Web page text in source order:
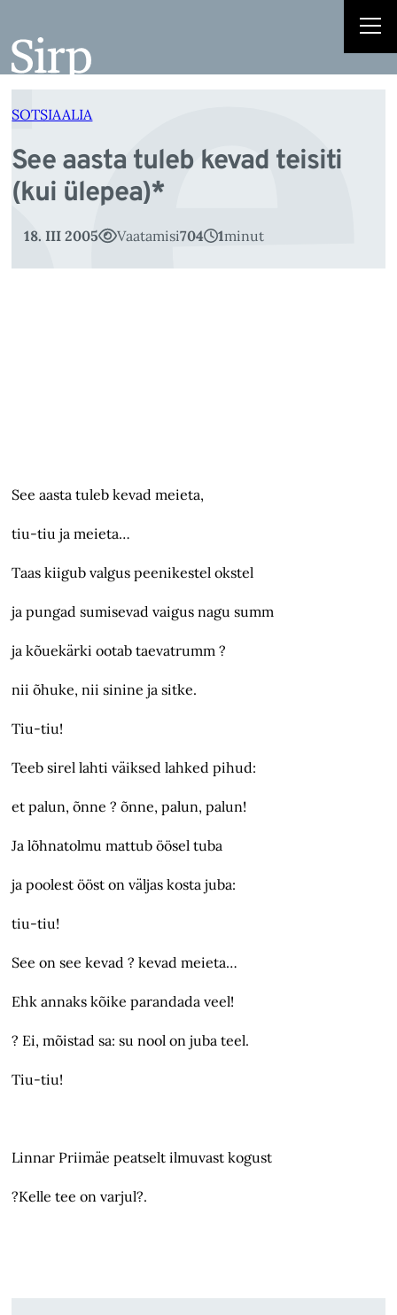
juurde
SOTSIAALIA
See aasta tuleb kevad teisiti
(kui ülepea)*
18. III 2005 Vaatamisi704 1minut
See aasta tuleb kevad meieta,
tiu-tiu ja meieta…
Taas kiigub valgus peenikestel okstel
ja pungad sumisevad vaigus nagu summ
ja kõuekärki ootab taevatrumm ?
nii õhuke, nii sinine ja sitke.
Tiu-tiu!
Teeb sirel lahti väiksed lahked pihud:
et palun, õnne ? õnne, palun, palun!
Ja lõhnatolmu mattub öösel tuba
ja poolest ööst on väljas kosta juba:
tiu-tiu!
See on see kevad ? kevad meieta…
Ehk annaks kõike parandada veel!
? Ei, mõistad sa: su nool on juba teel.
Tiu-tiu!
Linnar Priimäe peatselt ilmuvast kogust
?Kelle tee on varjul?.